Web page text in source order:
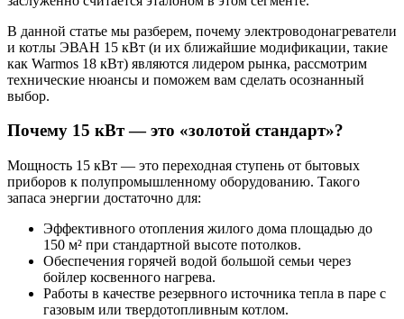
В данной статье мы разберем, почему электроводонагреватели
и котлы ЭВАН 15 кВт (и их ближайшие модификации, такие
как Warmos 18 кВт) являются лидером рынка, рассмотрим
технические нюансы и поможем вам сделать осознанный
выбор.
Почему 15 кВт — это «золотой стандарт»?
Мощность 15 кВт — это переходная ступень от бытовых
приборов к полупромышленному оборудованию. Такого
запаса энергии достаточно для:
Эффективного отопления жилого дома площадью до
150 м² при стандартной высоте потолков.
Обеспечения горячей водой большой семьи через
бойлер косвенного нагрева.
Работы в качестве резервного источника тепла в паре с
газовым или твердотопливным котлом.